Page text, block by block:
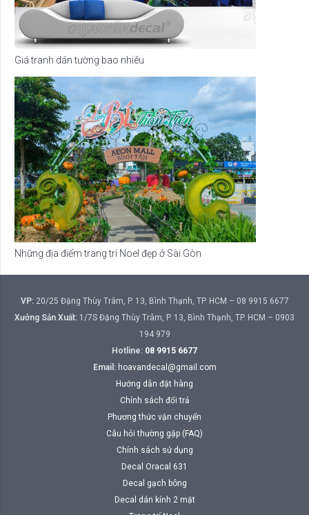
Giá tranh dán tường bao nhiêu
Những địa điểm trang trí Noel đẹp ở Sài Gòn
VP:20/25 Đặng Thùy Trâm, P. 13, Bình Thạnh, TP. HCM – 08 9915 6677
Xưởng Sản Xuất: 1/7S Đặng Thùy Trâm, P. 13, Bình Thạnh, TP. HCM – 0903
194 979
Hotline: 08 9915 6677
Email: hoavandecal@gmail.com
Hướng dẫn đặt hàng
Chính sách đổi trả
Phương thức vận chuyển
Câu hỏi thường gặp (FAQ)
Chính sách sử dụng
Decal Oracal 631
Decal gạch bông
Decal dán kính 2 mặt